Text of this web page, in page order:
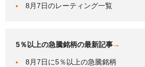
8月7日のレーティング一覧
5％以上の急騰銘柄の最新記事→
8月7日に5％以上の急騰銘柄